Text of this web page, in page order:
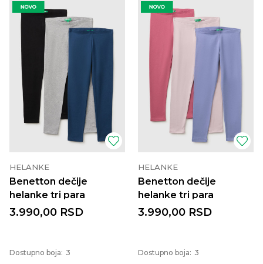
HELANKE
Benetton dečije
helanke tri para
3.990,00 RSD
Dostupno boja: 3
HELANKE
Benetton dečije
helanke tri para
3.990,00 RSD
Dostupno boja: 3